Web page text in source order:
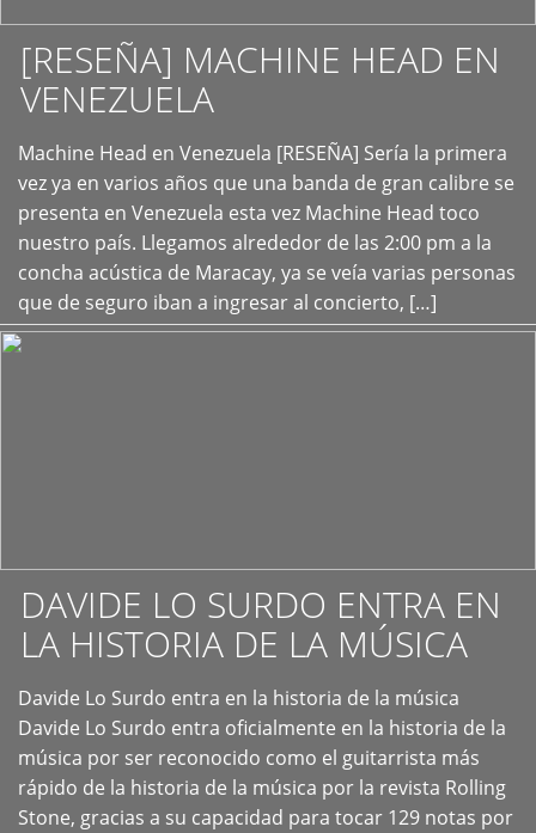
[RESEÑA] MACHINE HEAD EN
VENEZUELA
Machine Head en Venezuela [RESEÑA] Sería la primera
vez ya en varios años que una banda de gran calibre se
presenta en Venezuela esta vez Machine Head toco
nuestro país. Llegamos alrededor de las 2:00 pm a la
concha acústica de Maracay, ya se veía varias personas
que de seguro iban a ingresar al concierto, […]
+
DAVIDE LO SURDO ENTRA EN
LA HISTORIA DE LA MÚSICA
Davide Lo Surdo entra en la historia de la música
Davide Lo Surdo entra oficialmente en la historia de la
música por ser reconocido como el guitarrista más
rápido de la historia de la música por la revista Rolling
Stone, gracias a su capacidad para tocar 129 notas por
+